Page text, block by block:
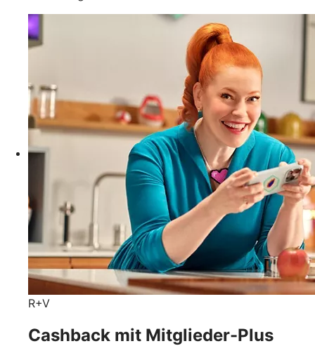
R+V
Cashback mit Mitglieder-Plus